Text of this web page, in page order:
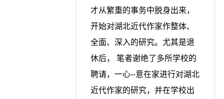
才从繁重的事务中脱身出来，
开始对湖北近代作家作整体、
全面、深入的研究。尤其是退
休后， 笔者谢绝了多所学校的
聘请，一心--意在家进行对湖北
近代作家的研究，并在学校出